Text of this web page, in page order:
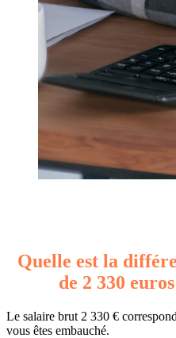
Quelle est la
de 2 330
Le salaire brut 2 330 €
vous êtes embauché.